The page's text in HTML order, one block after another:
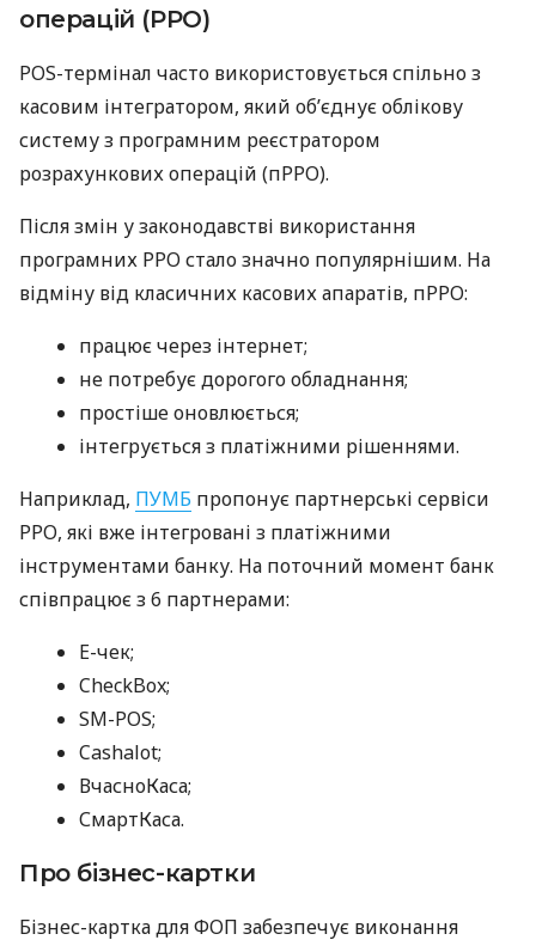
операцій (РРО)
POS-термінал часто використовується спільно з
касовим інтегратором, який об’єднує облікову
систему з програмним реєстратором
розрахункових операцій (пРРО).
Після змін у законодавстві використання
програмних РРО стало значно популярнішим. На
відміну від класичних касових апаратів, пРРО:
працює через інтернет;
не потребує дорогого обладнання;
простіше оновлюється;
інтегрується з платіжними рішеннями.
Наприклад, ПУМБ пропонує партнерські сервіси
РРО, які вже інтегровані з платіжними
інструментами банку. На поточний момент банк
співпрацює з 6 партнерами:
E-чек;
CheckBox;
SM-POS;
Cashalot;
ВчасноКаса;
СмартКаса.
Про бізнес-картки
Бізнес-картка для ФОП забезпечує виконання